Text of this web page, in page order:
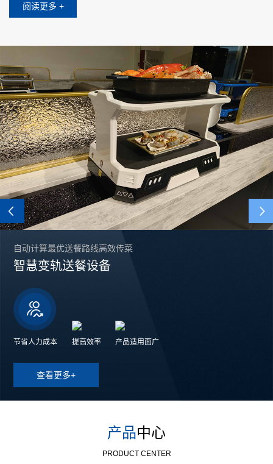
阅读更多 +
Previous
自动计算最优送餐路线高效传菜
智慧变轨送餐设备
节省人力成本 提高效率 产品适用面广
查看更多+
产品中心
PRODUCT CENTER